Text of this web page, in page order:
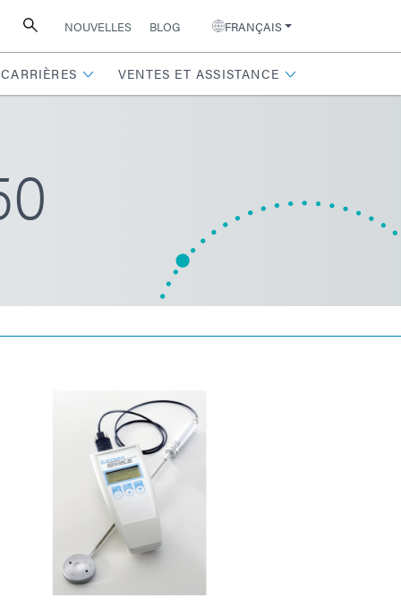
NOUVELLES BLOG FRANÇAIS
CARRIÈRES VENTES ET ASSISTANCE